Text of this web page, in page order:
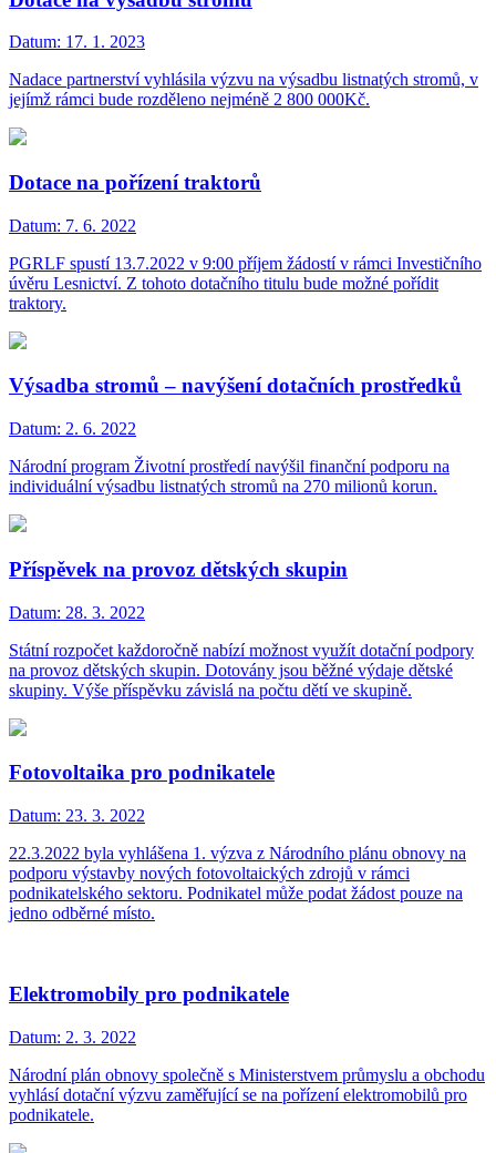
Datum: 17. 1. 2023
Nadace partnerství vyhlásila výzvu na výsadbu listnatých stromů, v
jejímž rámci bude rozděleno nejméně 2 800 000Kč.
Dotace na pořízení traktorů
Datum: 7. 6. 2022
PGRLF spustí 13.7.2022 v 9:00 příjem žádostí v rámci Investičního
úvěru Lesnictví. Z tohoto dotačního titulu bude možné pořídit
traktory.
Výsadba stromů – navýšení dotačních prostředků
Datum: 2. 6. 2022
Národní program Životní prostředí navýšil finanční podporu na
individuální výsadbu listnatých stromů na 270 milionů korun.
Příspěvek na provoz dětských skupin
Datum: 28. 3. 2022
Státní rozpočet každoročně nabízí možnost využít dotační podpory
na provoz dětských skupin. Dotovány jsou běžné výdaje dětské
skupiny. Výše příspěvku závislá na počtu dětí ve skupině.
Fotovoltaika pro podnikatele
Datum: 23. 3. 2022
22.3.2022 byla vyhlášena 1. výzva z Národního plánu obnovy na
podporu výstavby nových fotovoltaických zdrojů v rámci
podnikatelského sektoru. Podnikatel může podat žádost pouze na
jedno odběrné místo.
Elektromobily pro podnikatele
Datum: 2. 3. 2022
Národní plán obnovy společně s Ministerstvem průmyslu a obchodu
vyhlásí dotační výzvu zaměřující se na pořízení elektromobilů pro
podnikatele.